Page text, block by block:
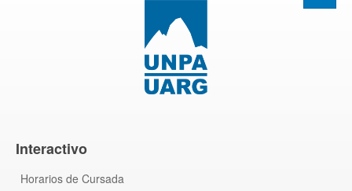
Interactivo
Horarios de Cursada